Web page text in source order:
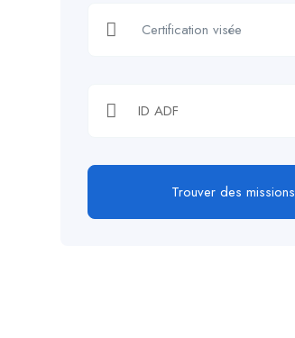
Trouver des missions